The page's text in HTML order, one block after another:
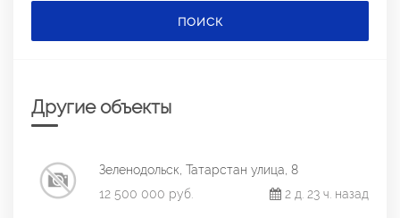
ПОИСК
Другие объекты
Зеленодольск, Татарстан улица, 8
12 500 000 руб.
2 д. 23 ч. назад